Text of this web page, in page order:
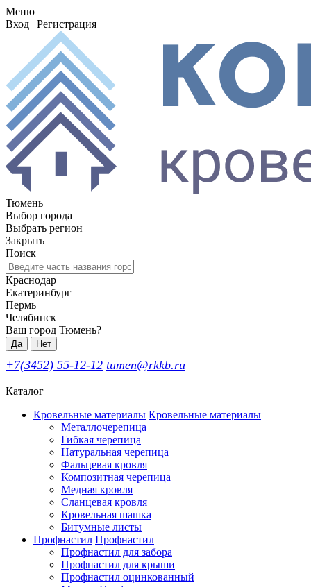
Меню
Вход | Регистрация
Тюмень
Выбор города
Выбрать регион
Закрыть
Поиск
Краснодар
Екатеринбург
Пермь
Челябинск
Ваш город Тюмень?
Да Нет
+7(3452) 55-12-12 tumen@rkkb.ru
Каталог
Кровельные материалы Кровельные материалы
Металлочерепица
Гибкая черепица
Натуральная черепица
Фальцевая кровля
Композитная черепица
Медная кровля
Сланцевая кровля
Кровельная шашка
Битумные листы
Профнастил Профнастил
Профнастил для забора
Профнастил для крыши
Профнастил оцинкованный